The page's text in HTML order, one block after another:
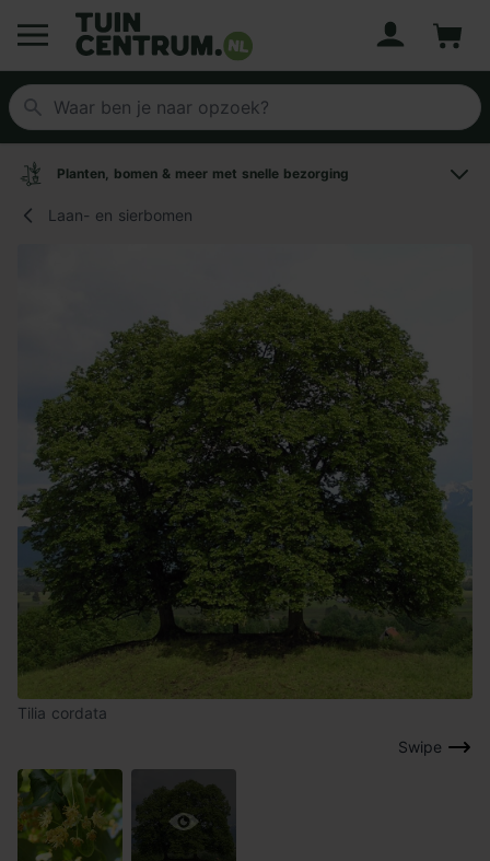
Logo Tuincentrum.nl
Planten, bomen & meer met snelle bezorging
Laan- en sierbomen
Swipe
Tilia cordata